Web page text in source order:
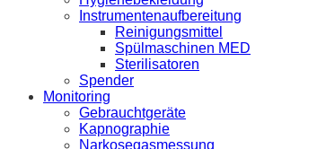
Instrumentenaufbereitung
Reinigungsmittel
Spülmaschinen MED
Sterilisatoren
Spender
Monitoring
Gebrauchtgeräte
Kapnographie
Narkosegasmessung